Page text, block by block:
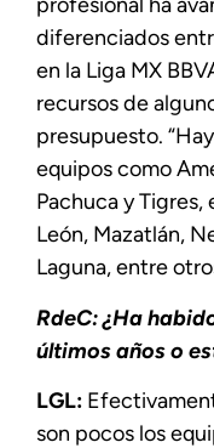
diferenciados
en la Liga MX
recursos de
presupuesto.
equipos como
Pachuca y
León, Mazatlán,
Laguna, entre
RdeC: ¿Ha
últimos años o
LGL:
son pocos los